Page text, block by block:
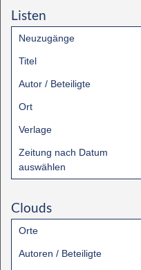
Listen
Neuzugänge
Titel
Autor / Beteiligte
Ort
Verlage
Zeitung nach Datum
auswählen
Clouds
Orte
Autoren / Beteiligte